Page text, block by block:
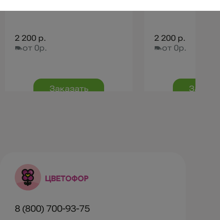
2 200 р.
от 0р.
Заказать
2 200 р.
от 0р.
8 (800) 700-93-75